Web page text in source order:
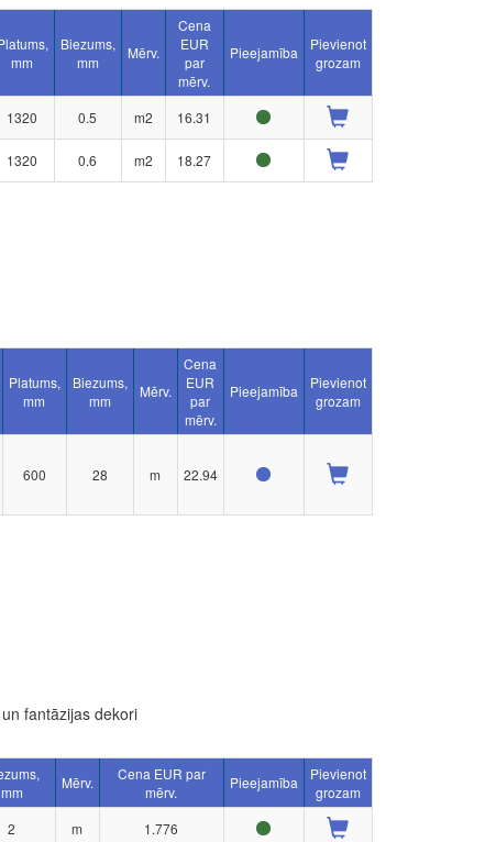
mm
Biezums,
mm
Mērv.
Cena
EUR
par
mērv.
Pieejamība
Pievienot
grozam
1320 0.5 m2 16.31
1320 0.6 m2 18.27
Platums,
mm
Biezums,
mm
Mērv.
Cena
EUR
par
mērv.
Pieejamība
Pievienot
grozam
600 28 m 22.94
fantāzijas dekori
mm
Mērv.
Cena EUR par
mērv.
Pieejamība
Pievienot
grozam
2 m 1.776